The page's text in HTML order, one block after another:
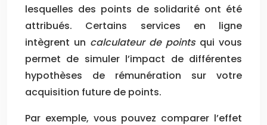
lesquelles des points de solidarité ont été
attribués. Certains services en ligne
intègrent un calculateur de pointsqui vous
permet de simuler l’impact de différentes
hypothèses de rémunération sur votre
acquisition future de points.
Par exemple, vous pouvez comparer l’effet